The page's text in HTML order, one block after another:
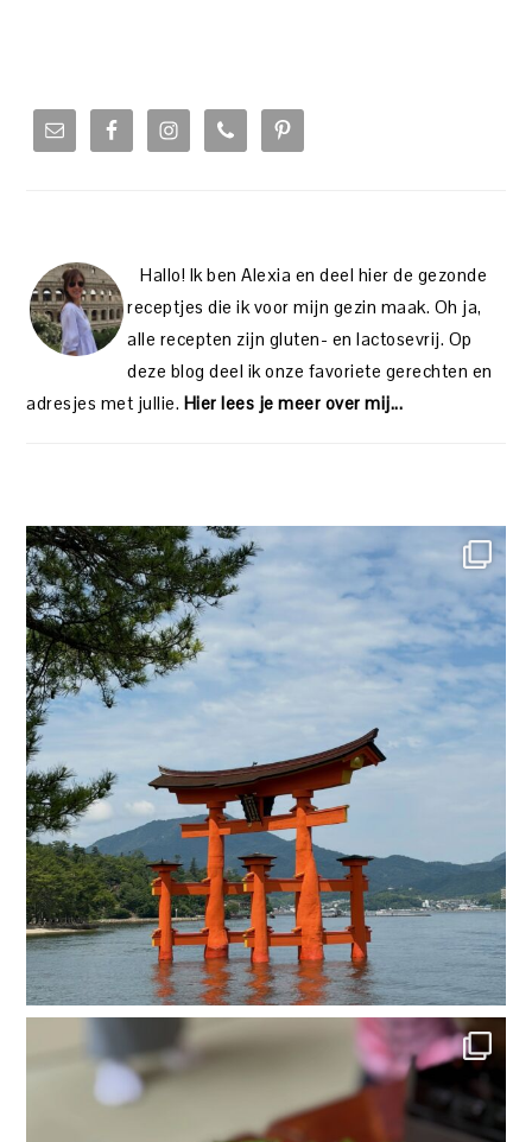
SIDEBAR
Hallo! Ik ben Alexia en deel hier de gezonde
receptjes die ik voor mijn gezin maak. Oh ja,
alle recepten zijn gluten- en lactosevrij. Op
deze blog deel ik onze favoriete gerechten en
adresjes met jullie. Hier lees je meer over mij...